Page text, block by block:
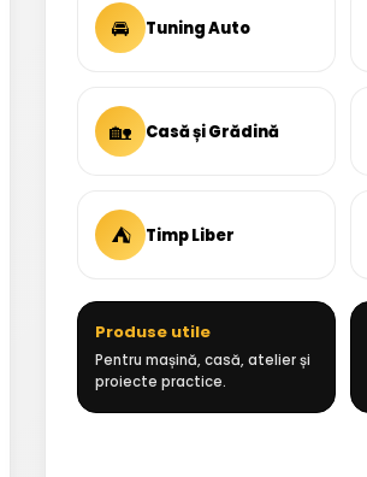
🚘 Tuning Auto
🏡 Casă și Grădină
⛺ Timp Liber
Produse utile
Pentru mașină, casă, atelier și
proiecte practice.